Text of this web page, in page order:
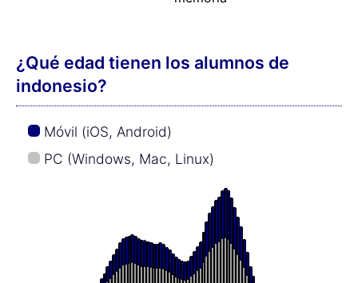
60 minutos: 4,3 %
¿Cuánto más rápido se puede aprender
el indonesio con la ayuda de música de
Superaprendizaje?
Este es el tiempo promedio que se tarda en